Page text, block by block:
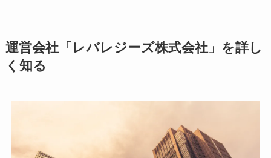
運営会社「レバレジーズ株式会社」を詳し
く知る